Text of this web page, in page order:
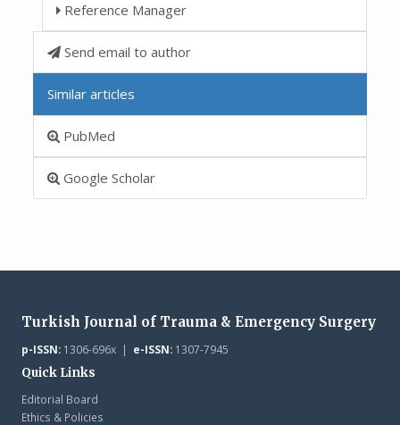
Reference Manager
Send email to author
Similar articles
PubMed
Google Scholar
Turkish Journal of Trauma & Emergency Surgery
p-ISSN:1306-696x | e-ISSN:1307-7945
Quick Links
Editorial Board
Ethics & Policies